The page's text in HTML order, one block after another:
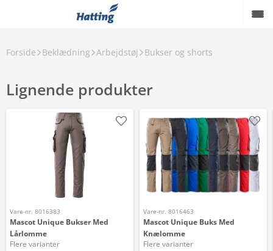
Forside Beklædning Arbejdstøj Bukser og shorts
Lignende produkter
Vare-nr. 8016383
Mascot Unique Bukser Med
Lårlomme
Flere varianter
Vare-nr. 8016463
Mascot Unique Buks Med
Knælomme
Flere varianter